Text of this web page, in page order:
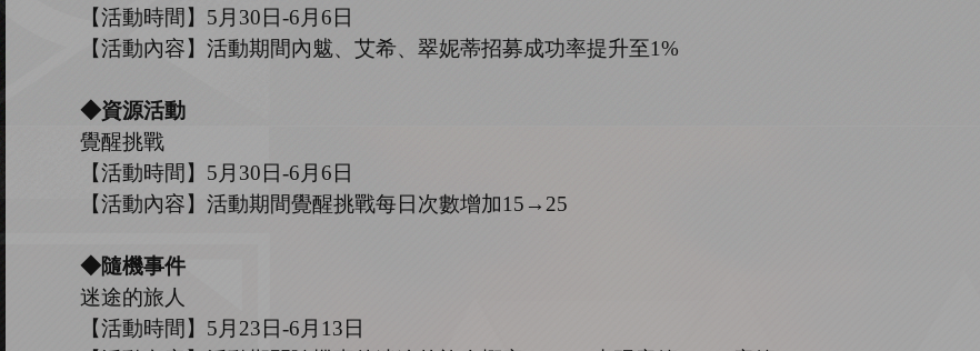
【活動時間】 5月 30 日-6月 6 日
【活動內容】活動期間內魃、 艾希、 翠妮蒂招募成功率提升至1%
◆資源活動
覺醒挑戰
【活動時間】 5月 30 日-6月 6 日
【活動內容】活動期間覺醒挑戰每日次數增加15→25
◆隨機事件
迷途的旅人
【活動時間】 5月 23 日-6月 13 日